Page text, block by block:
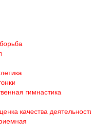
гимнастика
качества